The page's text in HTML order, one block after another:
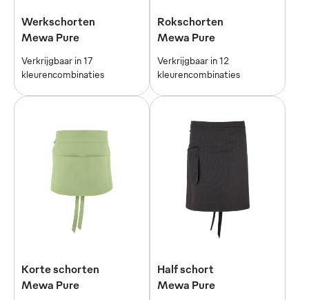
Werkschorten
Mewa Pure
Verkrijgbaar in 17
kleurencombinaties
Rokschorten
Mewa Pure
Verkrijgbaar in 12
kleurencombinaties
Korte schorten
Mewa Pure
Half schort
Mewa Pure